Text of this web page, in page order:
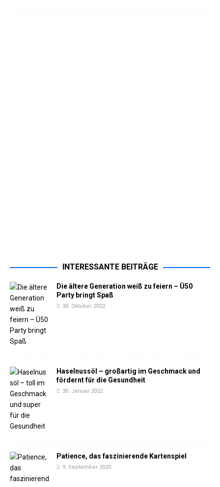
INTERESSANTE BEITRÄGE
Die ältere Generation weiß zu feiern – Ü50
Party bringt Spaß
30. Oktober 2022
Haselnussöl – großartig im Geschmack und
fördernt für die Gesundheit
30. Januar 2022
Patience, das faszinierende Kartenspiel
9. September 2020